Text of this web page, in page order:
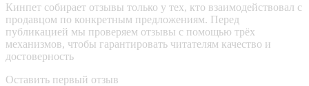
Кинпет собирает отзывы только у тех, кто взаимодействовал с
продавцом по конкретным предложениям. Перед
публикацией мы проверяем отзывы с помощью трёх
механизмов, чтобы гарантировать читателям качество и
достоверность
Оставить первый отзыв